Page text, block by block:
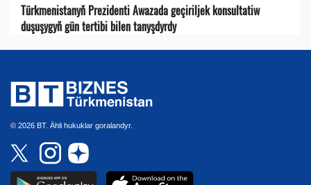
Türkmenistanyň Prezidenti Awazada geçiriljek konsultatiw
duşuşygyň gün tertibi bilen tanyşdyrdy
© 2026 BT. Ähli hukuklar goralandyr.